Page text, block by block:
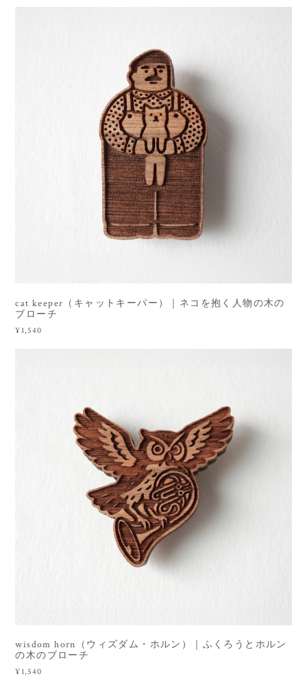
cat keeper（キャットキーパー）｜ネコを抱く人物の木の
ブローチ
¥1,540
wisdom horn（ウィズダム・ホルン）｜ふくろうとホルン
の木のブローチ
¥1,540